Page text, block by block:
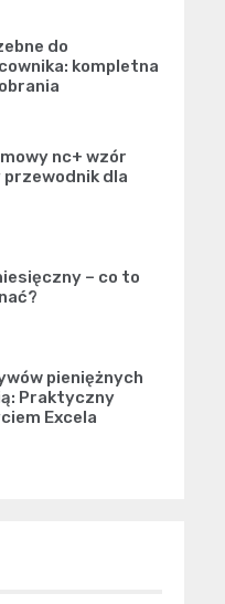
do
kompletna
nc+ wzór
dla
– co to
pieniężnych
Praktyczny
Excela